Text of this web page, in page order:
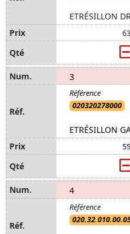
ETRÉSILLON
3
020320278000
ETRÉSILLON
4